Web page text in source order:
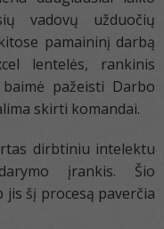
vadovų užduočių
pamaininį darbą
lentelės, rankinis
pažeisti Darbo
skirti komandai.
dirbtiniu intelektu
įrankis. Šio
šį procesą paverčia